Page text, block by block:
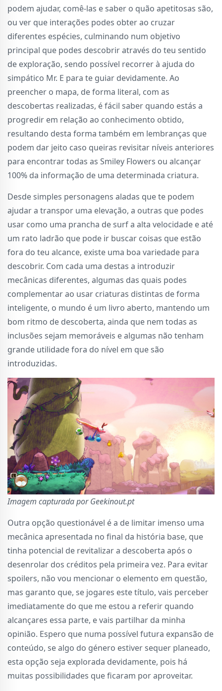
podem ajudar, comê-las e saber o quão apetitosas são,
ou ver que interações podes obter ao cruzar
diferentes espécies, culminando num objetivo
principal que podes descobrir através do teu sentido
de exploração, sendo possível recorrer à ajuda do
simpático Mr. E para te guiar devidamente. Ao
preencher o mapa, de forma literal, com as
descobertas realizadas, é fácil saber quando estás a
progredir em relação ao conhecimento obtido,
resultando desta forma também em lembranças que
podem dar jeito caso queiras revisitar níveis anteriores
para encontrar todas as Smiley Flowers ou alcançar
100% da informação de uma determinada criatura.
Desde simples personagens aladas que te podem
ajudar a transpor uma elevação, a outras que podes
usar como uma prancha de surf a alta velocidade e até
um rato ladrão que pode ir buscar coisas que estão
fora do teu alcance, existe uma boa variedade para
descobrir. Com cada uma destas a introduzir
mecânicas diferentes, algumas das quais podes
complementar ao usar criaturas distintas de forma
inteligente, o mundo é um livro aberto, mantendo um
bom ritmo de descoberta, ainda que nem todas as
inclusões sejam memoráveis e algumas não tenham
grande utilidade fora do nível em que são
introduzidas.
Imagem capturada por Geekinout.pt
Outra opção questionável é a de limitar imenso uma
mecânica apresentada no final da história base, que
tinha potencial de revitalizar a descoberta após o
desenrolar dos créditos pela primeira vez. Para evitar
spoilers, não vou mencionar o elemento em questão,
mas garanto que, se jogares este título, vais perceber
imediatamente do que me estou a referir quando
alcançares essa parte, e vais partilhar da minha
opinião. Espero que numa possível futura expansão de
conteúdo, se algo do género estiver sequer planeado,
esta opção seja explorada devidamente, pois há
muitas possibilidades que ficaram por aproveitar.